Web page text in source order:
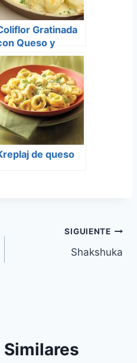
Gratinada
Queso y
de queso
SIGUIENTE
Shakshuka